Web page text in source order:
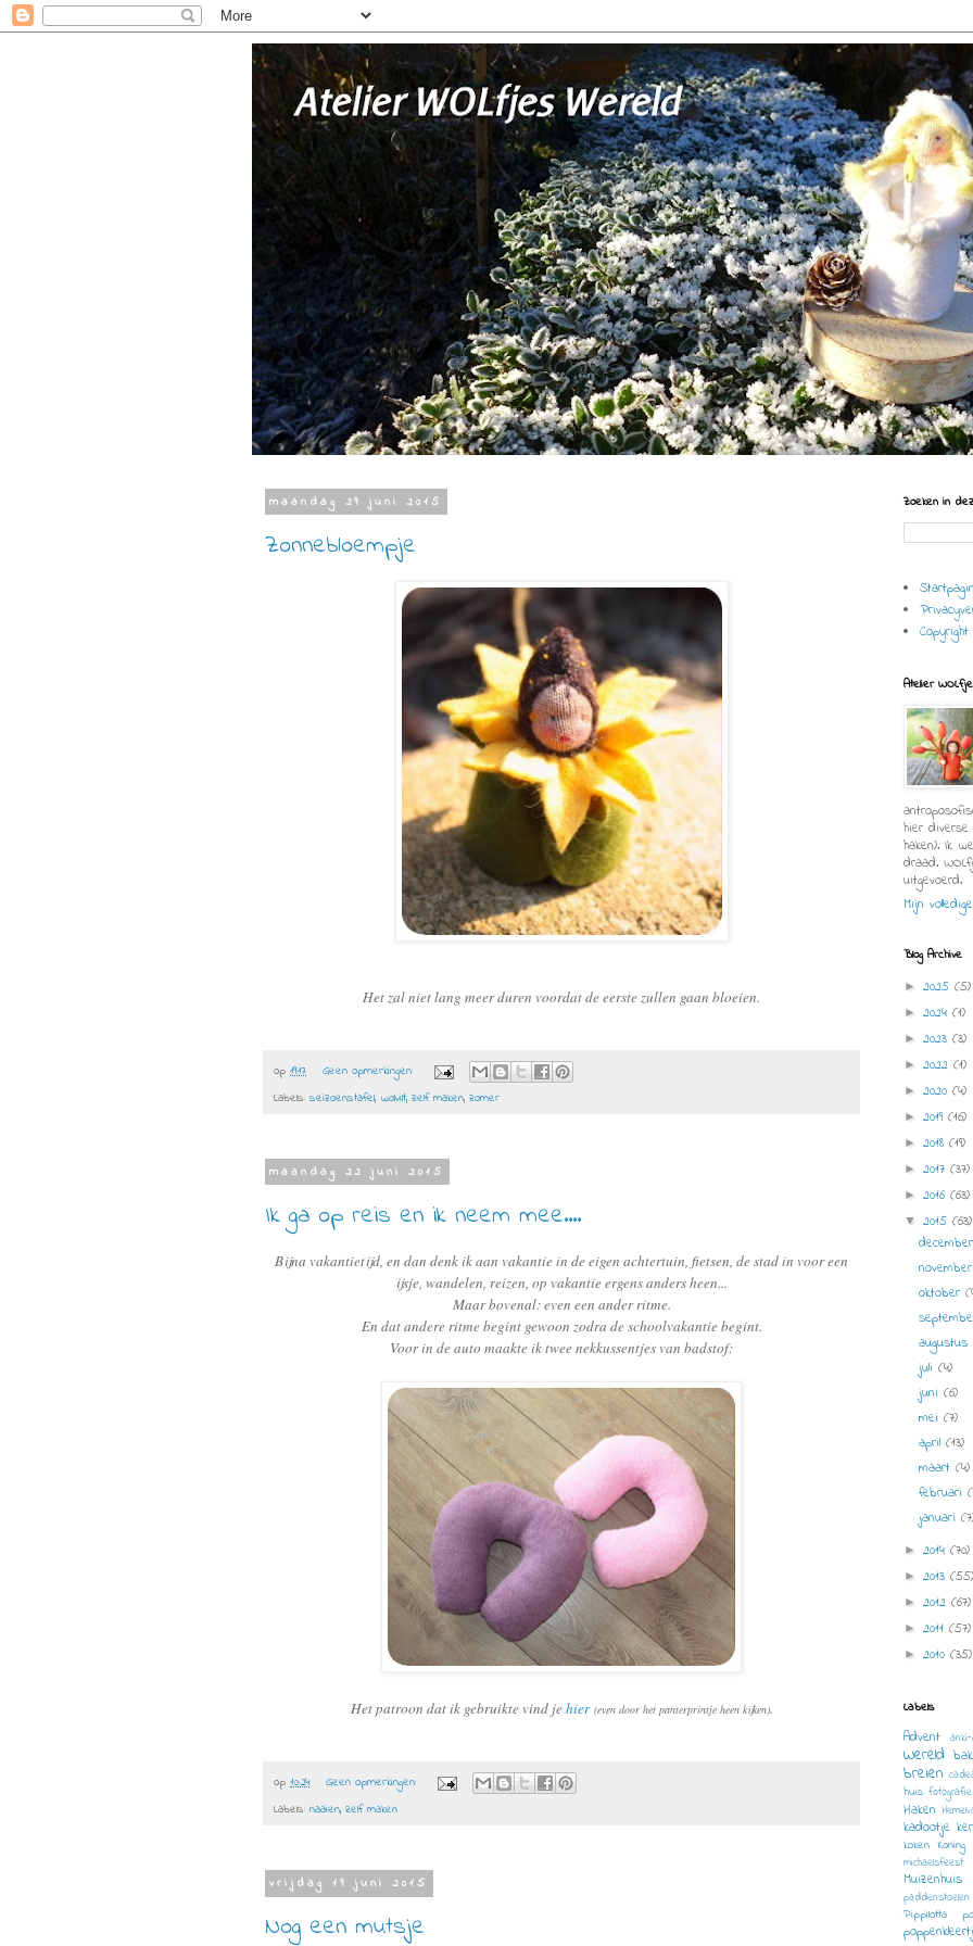
maandag 29 juni 2015
Zonnebloempje
Het zal niet lang meer duren voordat de eerste zullen gaan bloeien.
op 19:17
Geen opmerkingen:
Labels: seizoenstafel, wolvilt, zelf maken, zomer
maandag 22 juni 2015
Ik ga op reis en ik neem mee....
Bijna vakantietijd, en dan denk ik aan vakantie in de eigen achtertuin, fietsen, de stad in voor een
ijsje, wandelen, reizen, op vakantie ergens anders heen...
Maar bovenal: even een ander ritme.
En dat andere ritme begint gewoon zodra de schoolvakantie begint.
Voor in de auto maakte ik twee nekkussentjes van badstof:
Het patroon dat ik gebruikte vind jehier (even door het panterprintje heen kijken).
op 10:24
Geen opmerkingen:
Labels: naaien, zelf maken
vrijdag 19 juni 2015
Nog een mutsje
Zoeken in
Atelier
hier
haken). Ik
draad.
uitgevoerd.
Mijn
Blog Archive
► 2025 (5)
► 2024 (1)
► 2023 (3)
► 2022 (1)
► 2020 (4)
► 2019 (16)
► 2018 (19)
► 2017 (37)
► 2016 (63)
▼ 2015 (63)
oktober
augustus
juli(4)
juni(6)
mei(7)
april(13)
maart(4)
februari
januari
► 2014 (70)
► 2013 (55)
► 2012 (67)
► 2011 (57)
► 2010 (35)
Labels
Advent
Wereld
breien
huis fotografie
Haken
kadootje
koken
michaelsfeest
Muizenhuis
paddenstoelen
Pippilotta